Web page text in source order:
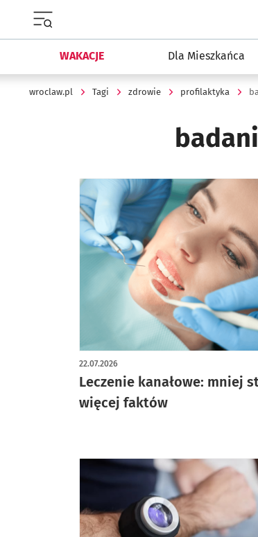
WAKACJE Dla Mieszkańca
wroclaw.pl Tagi zdrowie profilaktyka
Leczenie kanałowe: mniej
więcej faktów
22.07.2026